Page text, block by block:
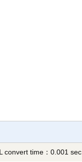
convert time：0.001 sec.